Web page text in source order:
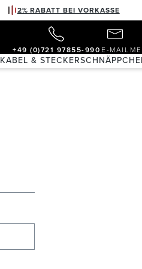
2% RABATT BEI VORKASSE
+49 (0)721 97855-990 E-MAIL
KABEL & STECKER